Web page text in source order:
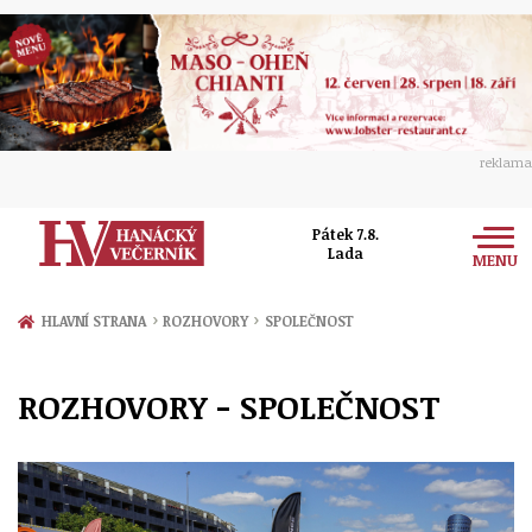
reklama
Pátek 7.8.
Lada
MENU
Zprávy
Přerov
Politika
Ekonomika
Kultura
Hudba
Společnost
Ženy
Sport
HLAVNÍ STRANA › ROZHOVORY › SPOLEČNOST
ROZHOVORY - SPOLEČNOST